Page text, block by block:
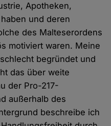
Apotheken,
und deren
des Malteserordens
motiviert waren. Meine
begründet und
das über weite
der Pro-217-
außerhalb des
beschreibe ich